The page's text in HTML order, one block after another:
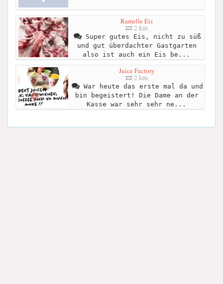
Ramelle Eis
2 km
Super gutes Eis, nicht zu süß
und gut überdachter Gastgarten
also ist auch ein Eis be...
Juice Factory
2 km
War heute das erste mal da und
bin begeistert! Die Dame an der
Kasse war sehr sehr ne...